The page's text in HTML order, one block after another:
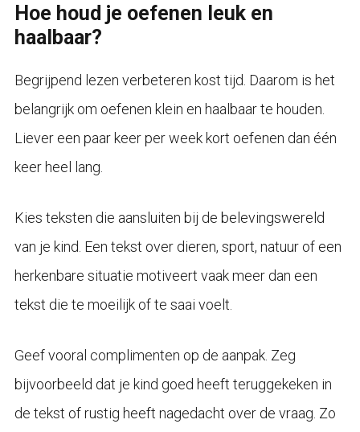
Hoe houd je oefenen leuk en
haalbaar?
Begrijpend lezen verbeteren kost tijd. Daarom is het
belangrijk om oefenen klein en haalbaar te houden.
Liever een paar keer per week kort oefenen dan één
keer heel lang.
Kies teksten die aansluiten bij de belevingswereld
van je kind. Een tekst over dieren, sport, natuur of een
herkenbare situatie motiveert vaak meer dan een
tekst die te moeilijk of te saai voelt.
Geef vooral complimenten op de aanpak. Zeg
bijvoorbeeld dat je kind goed heeft teruggekeken in
de tekst of rustig heeft nagedacht over de vraag. Zo